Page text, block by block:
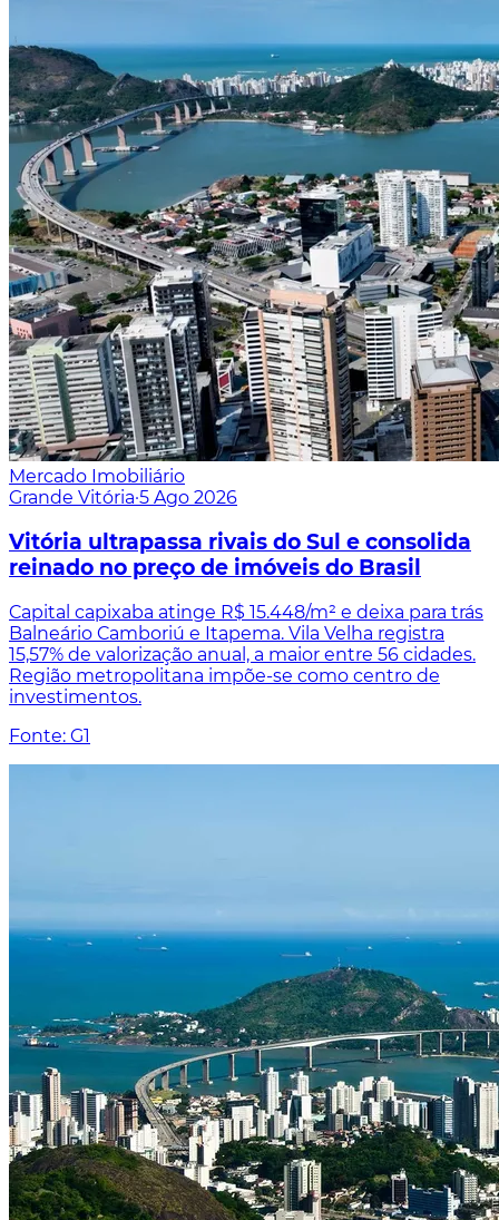
Mercado Imobiliário
Grande Vitória·5 Ago 2026
Vitória ultrapassa rivais do Sul e consolida
reinado no preço de imóveis do Brasil
Capital capixaba atinge R$ 15.448/m² e deixa para trás
Balneário Camboriú e Itapema. Vila Velha registra
15,57% de valorização anual, a maior entre 56 cidades.
Região metropolitana impõe-se como centro de
investimentos.
Fonte: G1